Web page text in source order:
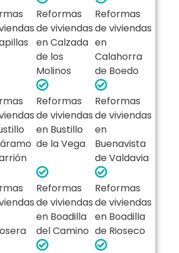
Reformas
de viviendas
en Calzada
de los
Molinos
Reformas
de viviendas
en
Calahorra
de Boedo
Reformas
de viviendas
en Bustillo
de la Vega
Reformas
de viviendas
en
Buenavista
de Valdavia
Reformas
de viviendas
en Boadilla
del Camino
Reformas
de viviendas
en Boadilla
de Rioseco